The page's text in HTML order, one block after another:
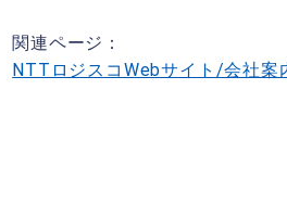
関連ページ：
NTTロジスコWebサイト/会社案